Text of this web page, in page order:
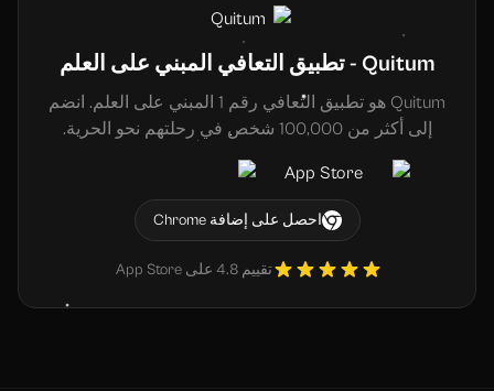
Quitum - تطبيق التعافي المبني على العلم
Quitum هو تطبيق التعافي رقم 1 المبني على العلم. انضم
إلى أكثر من 100,000 شخص في رحلتهم نحو الحرية.
احصل على إضافة Chrome
تقييم 4.8 على App Store